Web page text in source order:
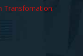
Transfomation: